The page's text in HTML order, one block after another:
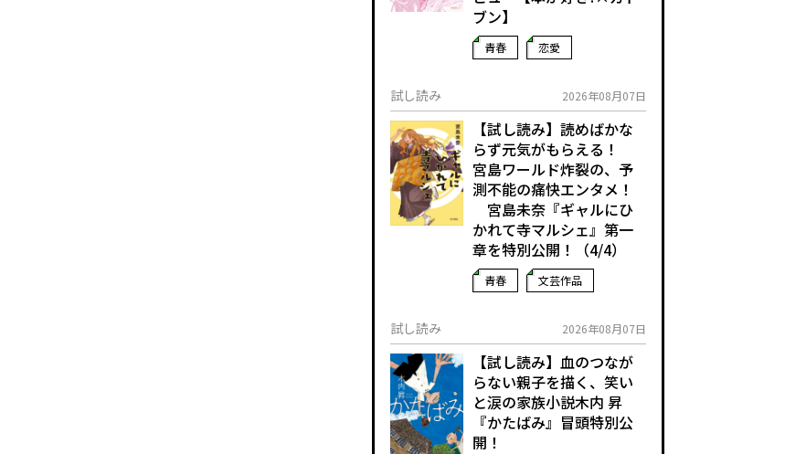
ブン】
青春 恋愛
試し読み 2026年08月07日
【試し読み】読めばかな
らず元気がもらえる！
宮島ワールド炸裂の、予
測不能の痛快エンタメ！
宮島未奈『ギャルにひ
かれて寺マルシェ』第一
章を特別公開！（4/4）
青春 文芸作品
試し読み 2026年08月07日
【試し読み】血のつなが
らない親子を描く、笑い
と涙の家族小説――木内 昇
『かたばみ』冒頭特別公
開！